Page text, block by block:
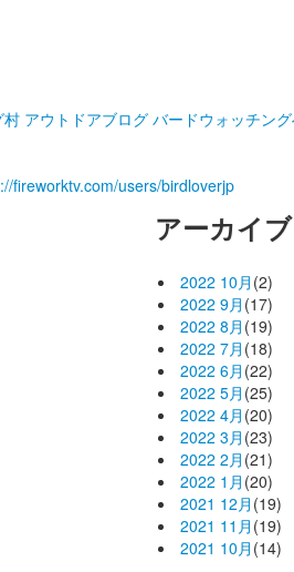
fireworktv.com/users/birdloverjp
アーカイブ
2022 10月 (2)
2022 9月 (17)
2022 8月 (19)
2022 7月 (18)
2022 6月 (22)
2022 5月 (25)
2022 4月 (20)
2022 3月 (23)
2022 2月 (21)
2022 1月 (20)
2021 12月 (19)
2021 11月 (19)
2021 10月 (14)